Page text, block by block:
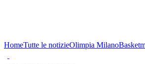
HomeTutte le notizieOlimpia Milano